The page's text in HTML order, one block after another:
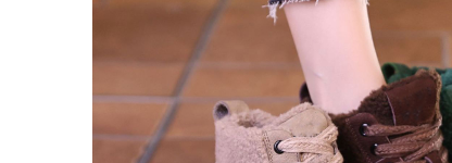
林** Koupit Succ 5Před minutami
Vysoká** Koupit Succ 5Před minutami
Wu** Koupit Succ 16Před minutami
Chen** Koupit Succ 22Před minutami